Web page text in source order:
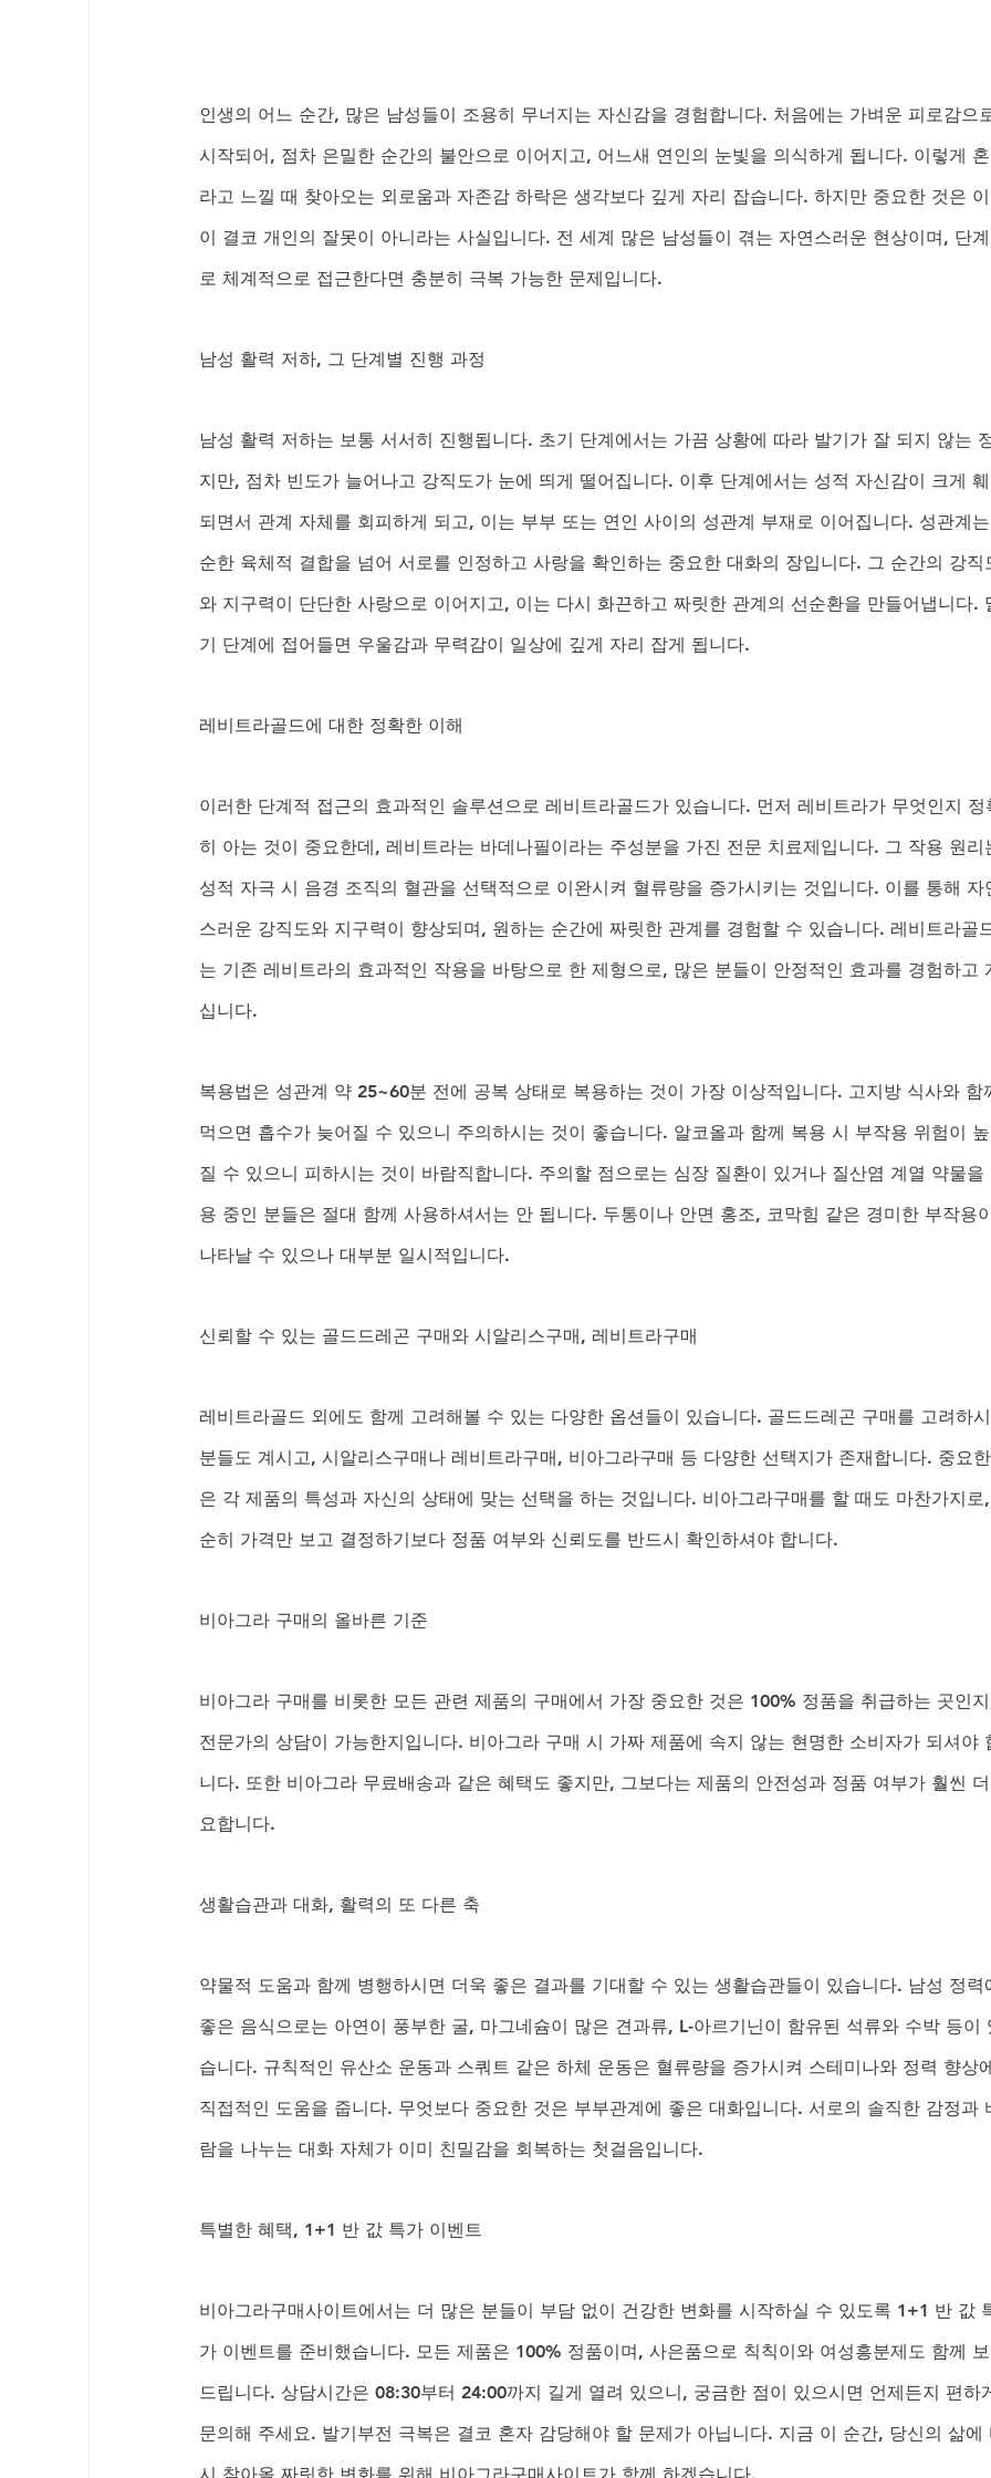
인생의 어느 순간, 많은 남성들이 조용히 무너지는 자신감을 경험합니다. 처음에는 가벼운 피로감으
시작되어, 점차 은밀한 순간의 불안으로 이어지고, 어느새 연인의 눈빛을 의식하게 됩니다. 이렇게
라고 느낄 때 찾아오는 외로움과 자존감 하락은 생각보다 깊게 자리 잡습니다. 하지만 중요한 것은
이 결코 개인의 잘못이 아니라는 사실입니다. 전 세계 많은 남성들이 겪는 자연스러운 현상이며, 단
로 체계적으로 접근한다면 충분히 극복 가능한 문제입니다.
남성 활력 저하, 그 단계별 진행 과정
남성 활력 저하는 보통 서서히 진행됩니다. 초기 단계에서는 가끔 상황에 따라 발기가 잘 되지 않는
지만, 점차 빈도가 늘어나고 강직도가 눈에 띄게 떨어집니다. 이후 단계에서는 성적 자신감이 크게
되면서 관계 자체를 회피하게 되고, 이는 부부 또는 연인 사이의 성관계 부재로 이어집니다. 성관계
순한 육체적 결합을 넘어 서로를 인정하고 사랑을 확인하는 중요한 대화의 장입니다. 그 순간의 강직
와 지구력이 단단한 사랑으로 이어지고, 이는 다시 화끈하고 짜릿한 관계의 선순환을 만들어냅니다.
기 단계에 접어들면 우울감과 무력감이 일상에 깊게 자리 잡게 됩니다.
레비트라골드에 대한 정확한 이해
이러한 단계적 접근의 효과적인 솔루션으로 레비트라골드가 있습니다. 먼저 레비트라가 무엇인지 정
히 아는 것이 중요한데, 레비트라는 바데나필이라는 주성분을 가진 전문 치료제입니다. 그 작용 원리
성적 자극 시 음경 조직의 혈관을 선택적으로 이완시켜 혈류량을 증가시키는 것입니다. 이를 통해 자
스러운 강직도와 지구력이 향상되며, 원하는 순간에 짜릿한 관계를 경험할 수 있습니다. 레비트라골
는 기존 레비트라의 효과적인 작용을 바탕으로 한 제형으로, 많은 분들이 안정적인 효과를 경험하고
십니다.
복용법은 성관계 약 25~60분 전에 공복 상태로 복용하는 것이 가장 이상적입니다. 고지방 식사와 함
먹으면 흡수가 늦어질 수 있으니 주의하시는 것이 좋습니다. 알코올과 함께 복용 시 부작용 위험이
질 수 있으니 피하시는 것이 바람직합니다. 주의할 점으로는 심장 질환이 있거나 질산염 계열 약물을
용 중인 분들은 절대 함께 사용하셔서는 안 됩니다. 두통이나 안면 홍조, 코막힘 같은 경미한 부작용이
나타날 수 있으나 대부분 일시적입니다.
신뢰할 수 있는 골드드레곤 구매와 시알리스구매, 레비트라구매
레비트라골드 외에도 함께 고려해볼 수 있는 다양한 옵션들이 있습니다. 골드드레곤 구매를 고려하
분들도 계시고, 시알리스구매나 레비트라구매, 비아그라구매 등 다양한 선택지가 존재합니다. 중요
은 각 제품의 특성과 자신의 상태에 맞는 선택을 하는 것입니다. 비아그라구매를 할 때도 마찬가지로
순히 가격만 보고 결정하기보다 정품 여부와 신뢰도를 반드시 확인하셔야 합니다.
비아그라 구매의 올바른 기준
비아그라 구매를 비롯한 모든 관련 제품의 구매에서 가장 중요한 것은 100% 정품을 취급하는 곳인
전문가의 상담이 가능한지입니다. 비아그라 구매 시 가짜 제품에 속지 않는 현명한 소비자가 되셔야
니다. 또한 비아그라 무료배송과 같은 혜택도 좋지만, 그보다는 제품의 안전성과 정품 여부가 훨씬
요합니다.
생활습관과 대화, 활력의 또 다른 축
약물적 도움과 함께 병행하시면 더욱 좋은 결과를 기대할 수 있는 생활습관들이 있습니다. 남성 정력
좋은 음식으로는 아연이 풍부한 굴, 마그네슘이 많은 견과류, L-아르기닌이 함유된 석류와 수박 등이
습니다. 규칙적인 유산소 운동과 스쿼트 같은 하체 운동은 혈류량을 증가시켜 스테미나와 정력 향상에
직접적인 도움을 줍니다. 무엇보다 중요한 것은 부부관계에 좋은 대화입니다. 서로의 솔직한 감정과
람을 나누는 대화 자체가 이미 친밀감을 회복하는 첫걸음입니다.
특별한 혜택, 1+1 반 값 특가 이벤트
비아그라구매사이트에서는 더 많은 분들이 부담 없이 건강한 변화를 시작하실 수 있도록 1+1 반 값
가 이벤트를 준비했습니다. 모든 제품은 100% 정품이며, 사은품으로 칙칙이와 여성흥분제도 함께 보
드립니다. 상담시간은 08:30부터 24:00까지 길게 열려 있으니, 궁금한 점이 있으시면 언제든지 편하
문의해 주세요. 발기부전 극복은 결코 혼자 감당해야 할 문제가 아닙니다. 지금 이 순간, 당신의 삶에